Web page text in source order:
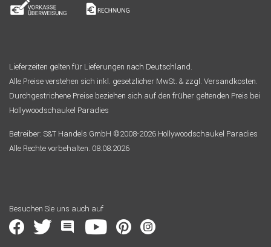
Lieferzeiten gelten für Lieferungen nach Deutschland.
Alle Preise verstehen sich inkl. gesetzlicher MwSt. & zzgl. Versandkosten.
Durchgestrichene Preise beziehen sich auf den früher geltenden Preis bei
Hollywoodschaukel Paradies
Betreiber: S&T Handels GmbH ©2008-2026 Hollywoodschaukel Paradies
Alle Rechte vorbehalten. 08.08.2026
Besuchen Sie uns auch auf